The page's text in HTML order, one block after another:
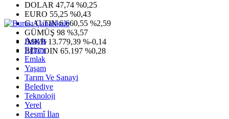
DOLAR 47,74 %0,25
EURO 55,25 %0,43
G.ALTIN6.660,55 %2,59
GÜMÜŞ 98 %3,57
IMKB 13.779,39 %-0,14
BITCOIN 65.197 %0,28
Asayiş
Eğitim
Emlak
Yaşam
Tarım Ve Sanayi
Belediye
Teknoloji
Yerel
Resmî İlan